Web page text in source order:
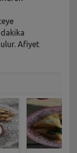
dakika
Afiyet